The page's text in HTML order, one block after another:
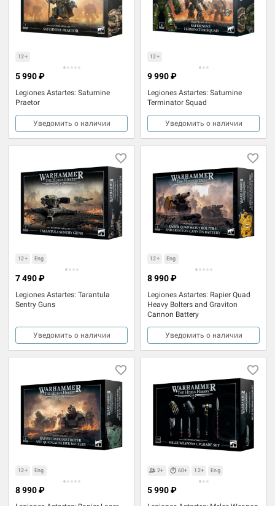
12+
Legiones Astartes: Saturnine
Praetor
5 990 ₽
Уведомить о наличии
12+
Legiones Astartes: Saturnine
Terminator Squad
9 990 ₽
Уведомить о наличии
12+ Eng
Legiones Astartes: Tarantula
Sentry Guns
7 490 ₽
Уведомить о наличии
12+ Eng
Legiones Astartes: Rapier Quad
Heavy Bolters and Graviton
Cannon Battery
8 990 ₽
Уведомить о наличии
12+ Eng
8 990 ₽
2+ 60+ 12+ Eng
5 990 ₽